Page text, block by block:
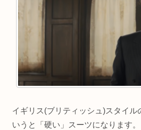
イギリス(ブリティッシュ)スタイル
いうと「硬い」スーツになります。